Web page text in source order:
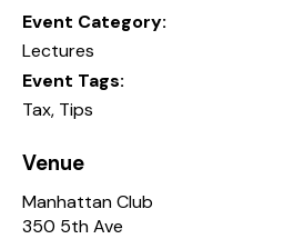
Event Category:
Lectures
Event Tags:
Tax, Tips
Venue
Manhattan Club
350 5th Ave